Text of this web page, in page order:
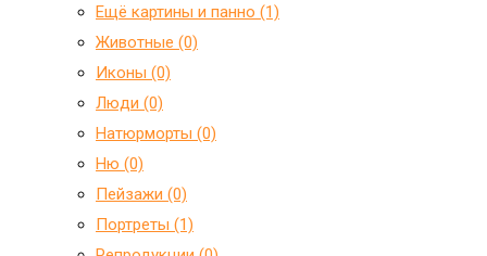
Ещё картины и панно (1)
Животные (0)
Иконы (0)
Люди (0)
Натюрморты (0)
Ню (0)
Пейзажи (0)
Портреты (1)